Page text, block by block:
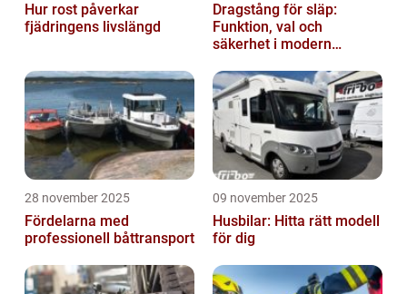
Hur rost påverkar
fjädringens livslängd
Dragstång för släp:
Funktion, val och
säkerhet i modern
28 november 2025
Fördelarna med
professionell båttransport
09 november 2025
Husbilar: Hitta rätt modell
för dig